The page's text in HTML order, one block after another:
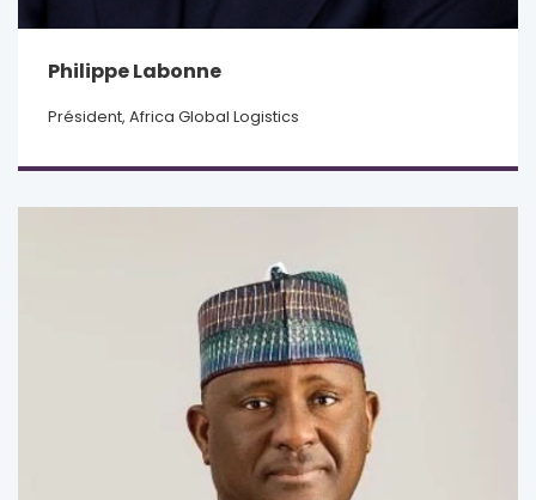
Philippe Labonne
Président, Africa Global Logistics